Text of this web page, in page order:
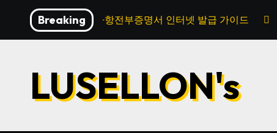
content
Breaking
법인등기사항전부증명서 인터넷 발급 가이드
LUSELLON's